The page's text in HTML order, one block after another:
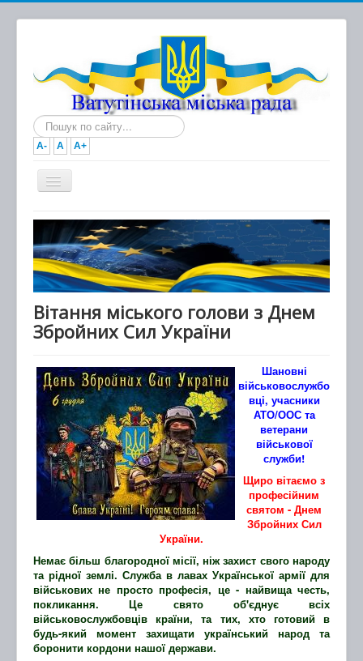
Пошук...
A- A A+
Головна
Новини
Документи
Міська рада
Виконавчий комітет
Вітання міського голови з Днем
Збройних Сил України
Шановні
військовослужбо
вці, учасники
АТО/ООС та
ветерани
військової
служби!
Щиро вітаємо з
професійним
святом - Днем
Збройних Сил
України.
Немає більш благородної місії, ніж захист свого народу
та рідної землі. Служба в лавах Української армії для
військових не просто професія, це - найвища честь,
покликання. Це свято об'єднує всіх
військовослужбовців країни, та тих, хто готовий в
будь-який момент захищати український народ та
боронити кордони нашої держави.